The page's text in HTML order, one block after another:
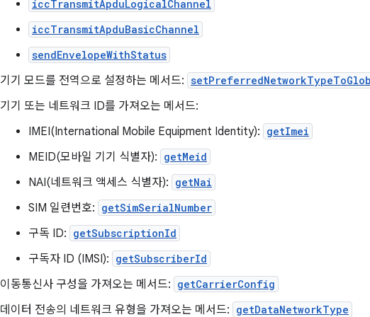
iccTransmitApduLogicalChannel
iccTransmitApduBasicChannel
sendEnvelopeWithStatus
기기 모드를 전역으로 설정하는 메서드:
기기 또는 네트워크 ID를 가져오는 메서드:
IMEI(International Mobile Equipment Identity): getImei
MEID(모바일 기기 식별자): getMeid
NAI(네트워크 액세스 식별자): getNai
SIM 일련번호: getSimSerialNumber
구독 ID: getSubscriptionId
구독자 ID (IMSI): getSubscriberId
이동통신사 구성을 가져오는 메서드: getCarrierConfig
데이터 전송의 네트워크 유형을 가져오는 메서드: getDataNetworkType